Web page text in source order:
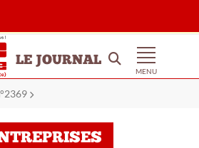
LE JOURNAL
MENU